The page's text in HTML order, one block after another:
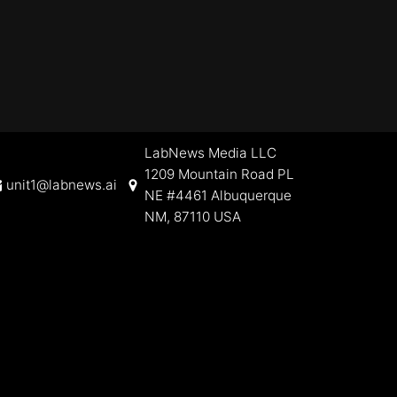
unit1@labnews.ai
LabNews Media LLC
1209 Mountain Road PL
NE #4461 Albuquerque
NM, 87110 USA